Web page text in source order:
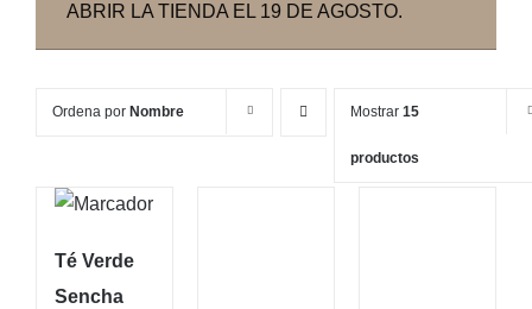
ABRIR LA TIENDA EL 19 DE AGOSTO.
Ordena por Nombre Mostrar 15
productos
Té Verde
Sencha